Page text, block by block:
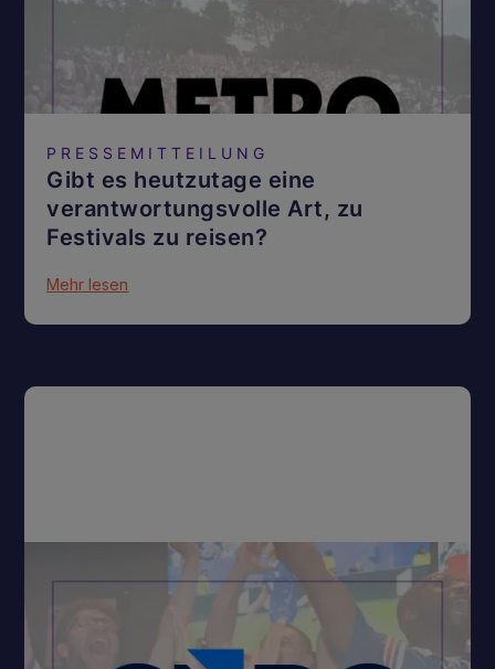
PRESSEMITTEILUNG
Gibt es heutzutage eine
verantwortungsvolle Art, zu
Festivals zu reisen?
Mehr lesen